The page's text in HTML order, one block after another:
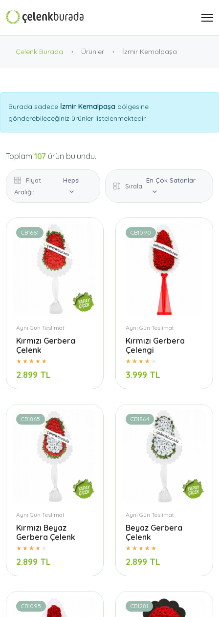
Çelenk Burada Ürünler İzmir Kemalpaşa
Burada sadece İzmir Kemalpaşa bölgesine
gönderebileceğiniz ürünler listelenmektedir.
Toplam 107 ürün bulundu.
Fiyat
Aralığı:
Hepsi
Sırala:
En Çok Satanlar
CB1661
Aynı Gün Teslimat
Kırmızı Gerbera
Çelenk
2.899 TL
CB1090
Aynı Gün Teslimat
Kırmızı Gerbera
Çelengi
3.999 TL
CB1865
Aynı Gün Teslimat
Kırmızı Beyaz
Gerbera Çelenk
2.899 TL
CB1864
Aynı Gün Teslimat
Beyaz Gerbera
Çelenk
2.899 TL
CB1095 CB1281